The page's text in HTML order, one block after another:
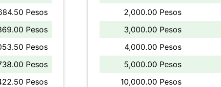
Pesos
Pesos
Pesos
Pesos
Pesos
2,000.00 Pesos
3,000.00 Pesos
4,000.00 Pesos
5,000.00 Pesos
10,000.00 Pesos